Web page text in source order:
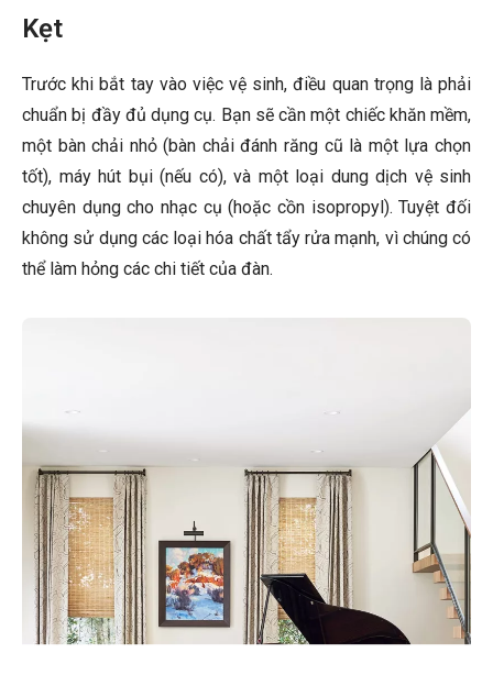
Kẹt
Trước khi bắt tay vào việc vệ sinh, điều quan trọng là phải
chuẩn bị đầy đủ dụng cụ. Bạn sẽ cần một chiếc khăn mềm,
một bàn chải nhỏ (bàn chải đánh răng cũ là một lựa chọn
tốt), máy hút bụi (nếu có), và một loại dung dịch vệ sinh
chuyên dụng cho nhạc cụ (hoặc cồn isopropyl). Tuyệt đối
không sử dụng các loại hóa chất tẩy rửa mạnh, vì chúng có
thể làm hỏng các chi tiết của đàn.